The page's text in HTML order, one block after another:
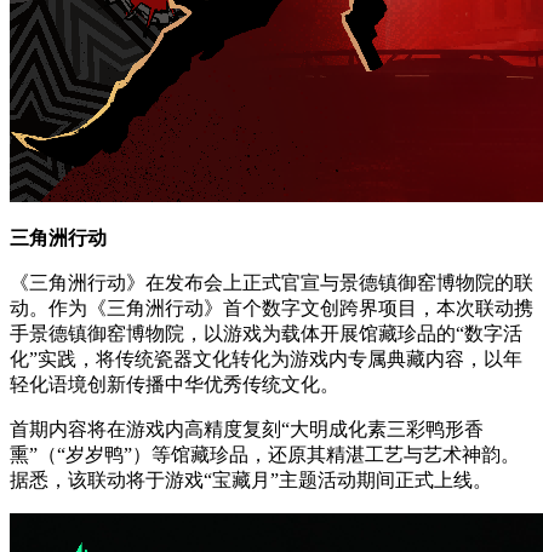
三角洲行动
《三角洲行动》在发布会上正式官宣与景德镇御窑博物院的联
动。作为《三角洲行动》首个数字文创跨界项目，本次联动携
手景德镇御窑博物院，以游戏为载体开展馆藏珍品的“数字活
化”实践，将传统瓷器文化转化为游戏内专属典藏内容，以年
轻化语境创新传播中华优秀传统文化。
首期内容将在游戏内高精度复刻“大明成化素三彩鸭形香
熏”（“岁岁鸭”）等馆藏珍品，还原其精湛工艺与艺术神韵。
据悉，该联动将于游戏“宝藏月”主题活动期间正式上线。